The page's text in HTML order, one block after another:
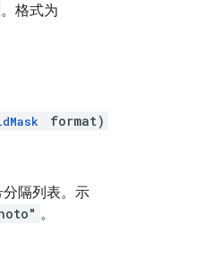
。格式为
format)
隔列表。示
。